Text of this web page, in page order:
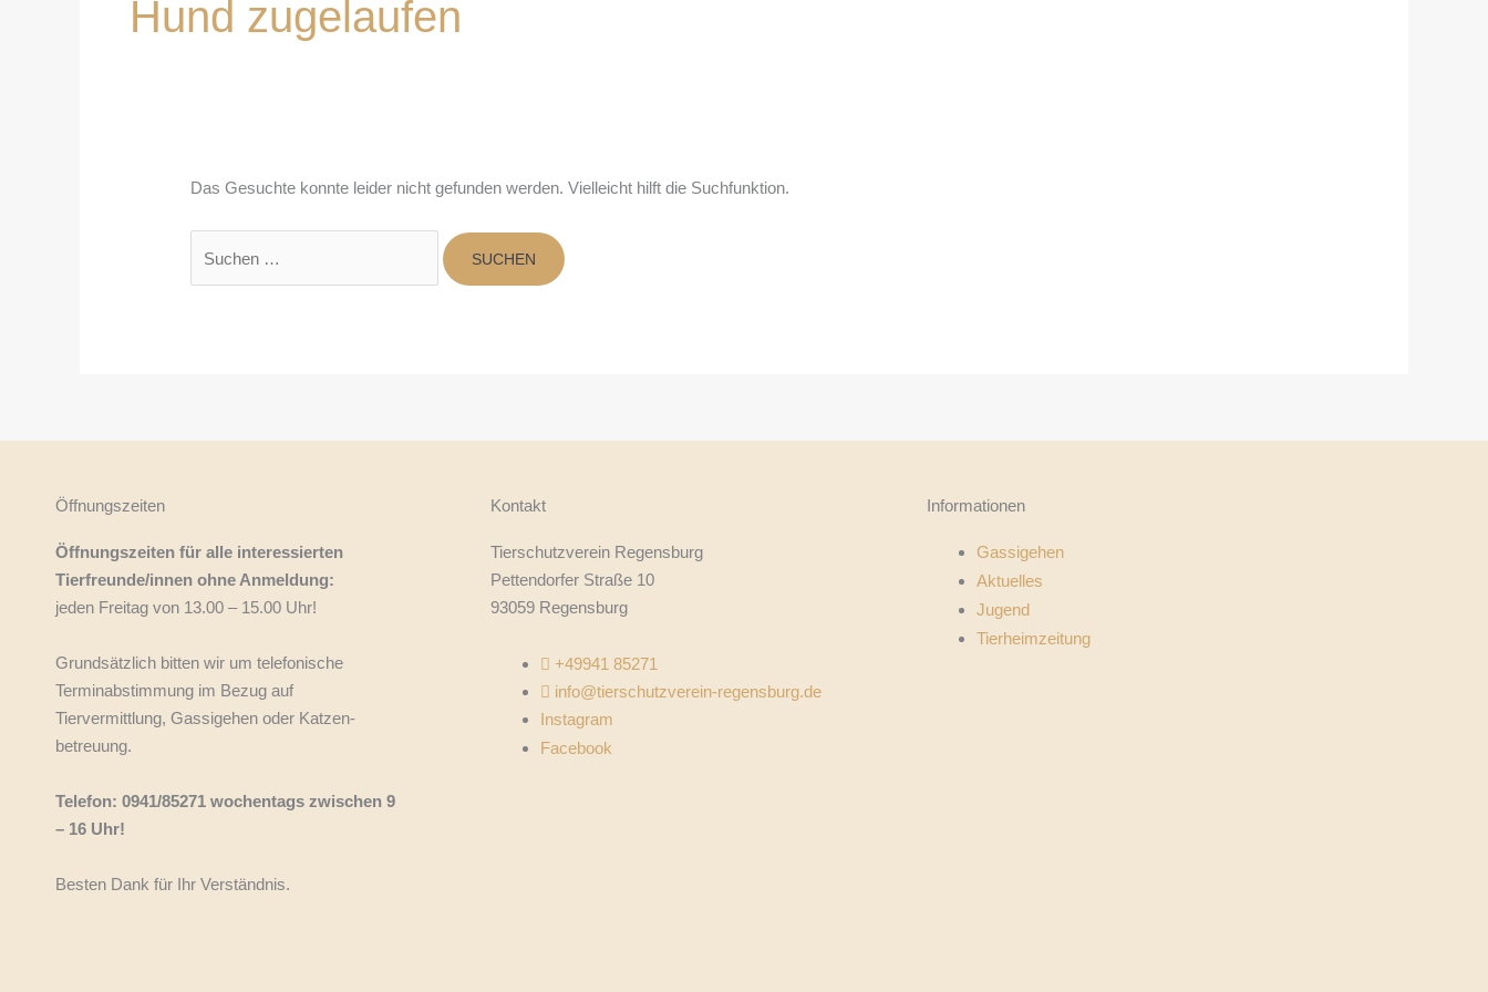
Hund zugelaufen
Das Gesuchte konnte leider nicht gefunden werden. Vielleicht hilft die Suchfunktion.
c
c
Öffnungszeiten
Öffnungszeiten für alle interessierten
Tierfreunde/innen ohne Anmeldung:
jeden Freitag von 13.00 – 15.00 Uhr!
Grundsätzlich bitten wir um telefonische
Terminabstimmung im Bezug auf
Tiervermittlung, Gassigehen oder Katzen-
betreuung.
Telefon: 0941/85271 wochentags zwischen 9
– 16 Uhr!
Besten Dank für Ihr Verständnis.
Kontakt
Tierschutzverein Regensburg
Pettendorfer Straße 10
93059 Regensburg
+49941 85271
info@tierschutzverein-regensburg.de
Instagram
Facebook
Informationen
Gassigehen
Aktuelles
Jugend
Tierheimzeitung